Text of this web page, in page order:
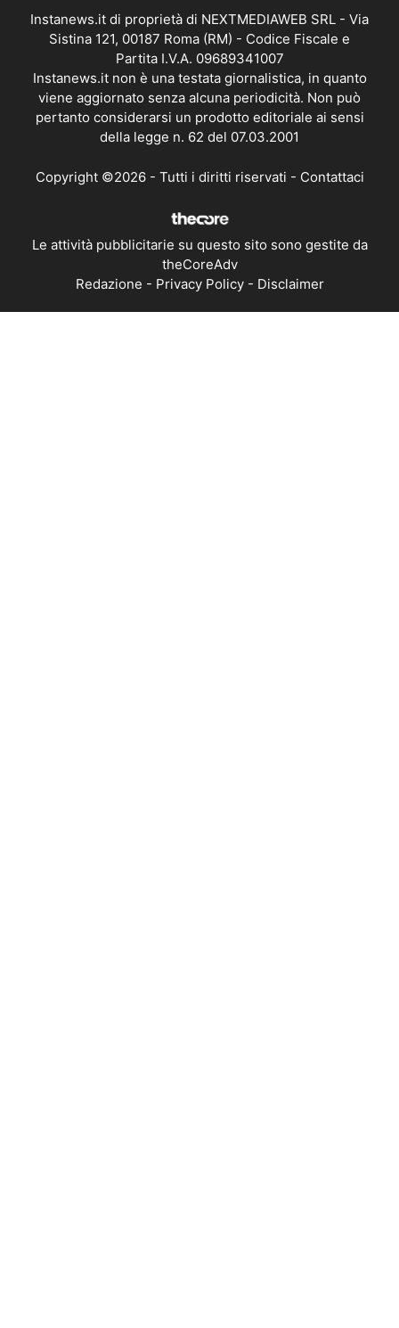
Instanews.it di proprietà di NEXTMEDIAWEB SRL - Via
Sistina 121, 00187 Roma (RM) - Codice Fiscale e
Partita I.V.A. 09689341007
Instanews.it non è una testata giornalistica, in quanto
viene aggiornato senza alcuna periodicità. Non può
pertanto considerarsi un prodotto editoriale ai sensi
della legge n. 62 del 07.03.2001
Copyright ©2026 - Tutti i diritti riservati - Contattaci
Le attività pubblicitarie su questo sito sono gestite da
theCoreAdv
Redazione - Privacy Policy- Disclaimer